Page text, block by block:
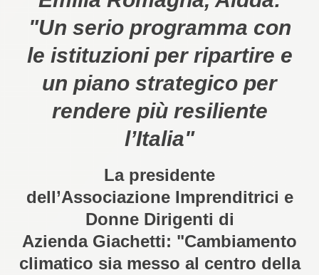
"Un serio programma con
le istituzioni per ripartire e
un piano strategico per
rendere più resiliente
l’Italia"
La presidente
dell’Associazione Imprenditrici e
Donne Dirigenti di
Azienda Giachetti: "Cambiamento
climatico sia messo al centro della